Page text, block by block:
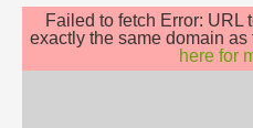
Failed to fetch Error: URL
exactly the same domain
here for